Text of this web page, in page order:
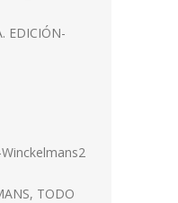
EDICIÓN-
TODO